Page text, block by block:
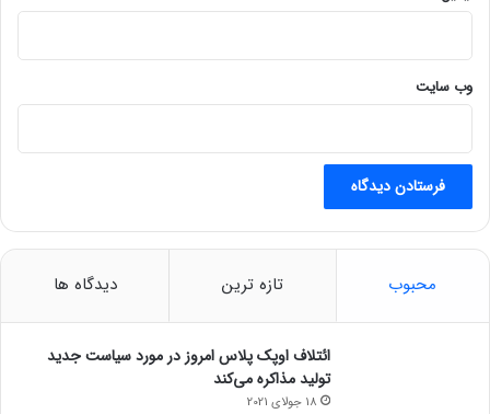
وب‌ سایت
محبوب تازه ترین دیدگاه ها
ائتلاف اوپک پلاس امروز در مورد سیاست جدید
تولید مذاکره می‌کند
18 جولای 2021